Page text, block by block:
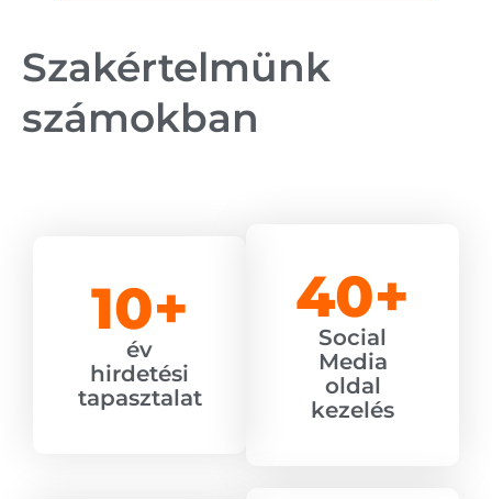
Szakértelmünk
számokban
év
hirdetési
tapasztalat
10+
Social
Media
oldal
kezelés
40+